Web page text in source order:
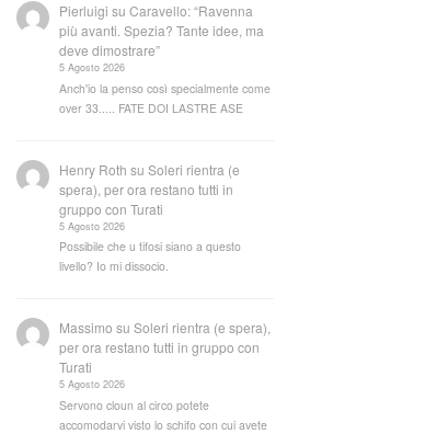
Pierluigi suCaravello: “Ravenna
più avanti. Spezia? Tante idee, ma
deve dimostrare”
5 Agosto 2026
Anch'io la penso così specialmente come
over 33..... FATE DOI LASTRE ASE
Henry Roth suSoleri rientra (e
spera), per ora restano tutti in
gruppo con Turati
5 Agosto 2026
Possibile che u tifosi siano a questo
livello? Io mi dissocio.
Massimo suSoleri rientra (e spera),
per ora restano tutti in gruppo con
Turati
5 Agosto 2026
Servono cloun al circo potete
accomodarvi visto lo schifo con cui avete